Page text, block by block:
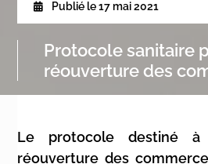
Publié le 17 mai 2021
Protocole sanitaire
réouverture des
Le protocole destiné à
réouverture des